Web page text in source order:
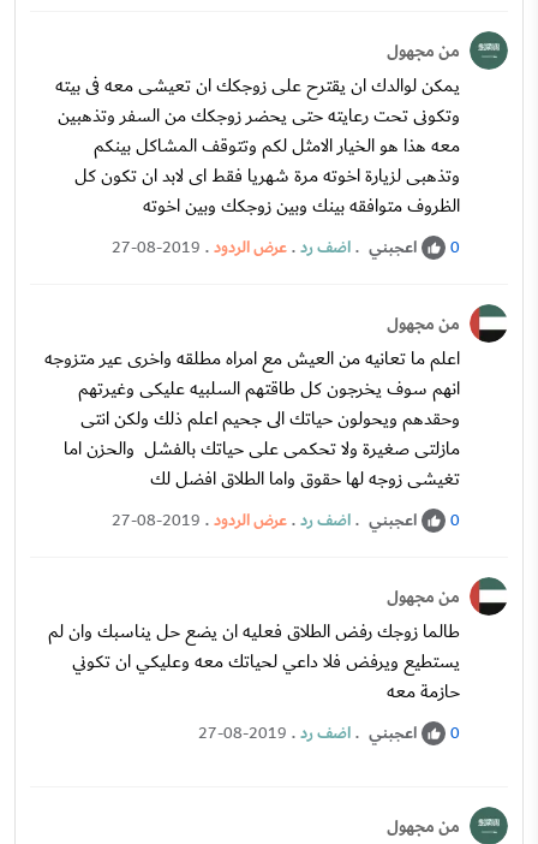
من مجهول
يمكن لوالدك ان يقترح على زوجكك ان تعيشى معه فى بيته
وتكونى تحت رعايته حتى يحضر زوجكك من السفر وتذهبين
معه هذا هو الخيار الامثل لكم وتتوقف المشاكل بينكم
وتذهبى لزيارة اخوته مرة شهريا فقط اى لابد ان تكون كل
الظروف متوافقه بينك وبين زوجكك وبين اخوته
0 اعجبني .اضف رد.عرض الردود.
27-08-2019
من مجهول
اعلم ما تعانيه من العيش مع امراه مطلقه واخرى عير متزوجه
انهم سوف يخرجون كل طاقتهم السلبيه عليكى وغيرتهم
وحقدهم ويحولون حياتك الى جحيم اعلم ذلك ولكن انتى
مازلتى صغيرة ولا تحكمى على حياتك بالفشل والحزن اما
تغيشى زوجه لها حقوق واما الطلاق افضل لك
0 اعجبني .اضف رد.عرض الردود.
27-08-2019
من مجهول
طالما زوجك رفض الطلاق فعليه ان يضع حل يناسبك وان لم
يستطيع ويرفض فلا داعي لحياتك معه وعليكي ان تكوني
حازمة معه
0 اعجبني .اضف رد.
27-08-2019
من مجهول